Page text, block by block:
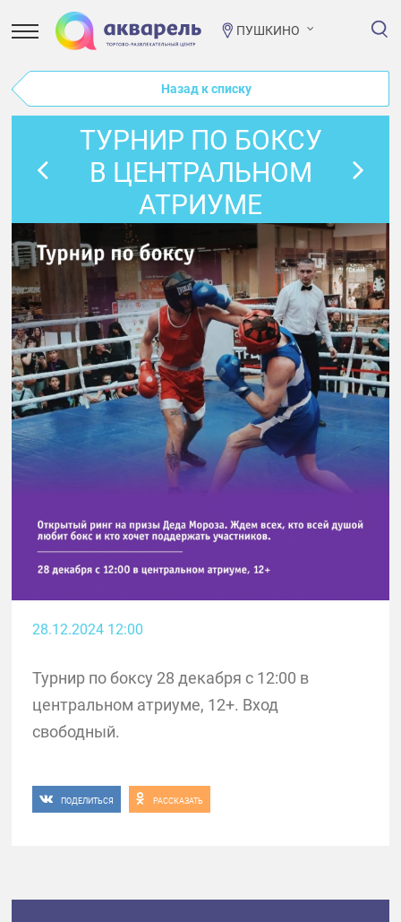
ПУШКИНО
Назад к списку
ТУРНИР ПО БОКСУ
В ЦЕНТРАЛЬНОМ
АТРИУМЕ
28.12.2024 12:00
Турнир по боксу 28 декабря с 12:00 в
центральном атриуме, 12+. Вход
свободный.
ПОДЕЛИТЬСЯ РАССКАЗАТЬ